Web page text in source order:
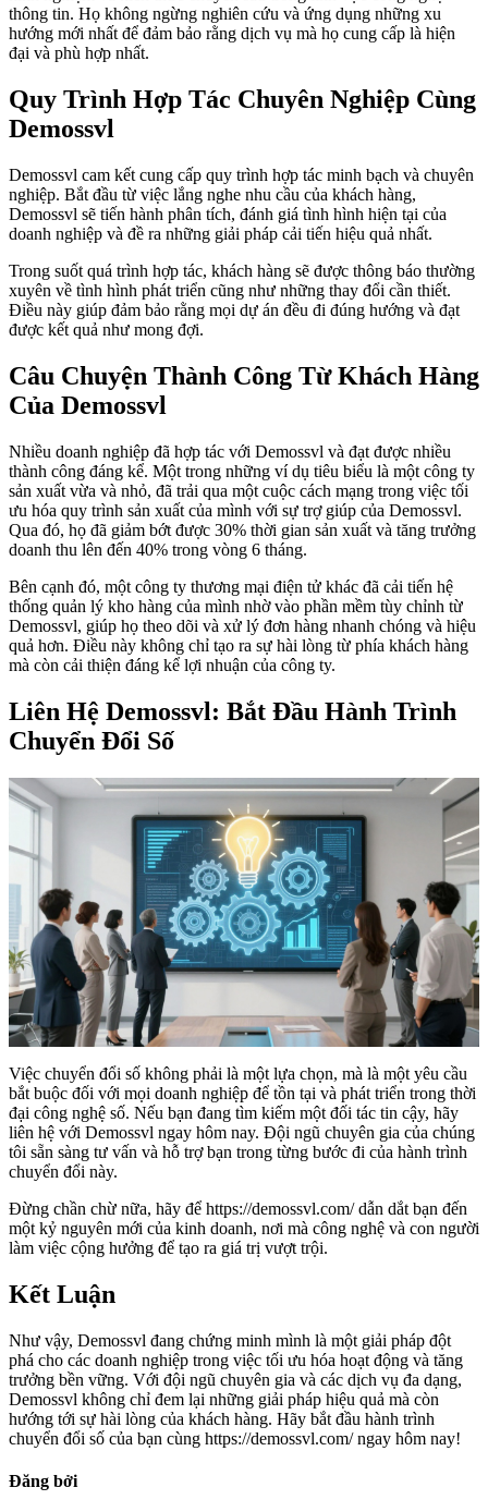
thông tin. Họ không ngừng nghiên cứu và ứng dụng những xu
hướng mới nhất để đảm bảo rằng dịch vụ mà họ cung cấp là hiện
đại và phù hợp nhất.
Quy Trình Hợp Tác Chuyên Nghiệp Cùng
Demossvl
Demossvl cam kết cung cấp quy trình hợp tác minh bạch và chuyên
nghiệp. Bắt đầu từ việc lắng nghe nhu cầu của khách hàng,
Demossvl sẽ tiến hành phân tích, đánh giá tình hình hiện tại của
doanh nghiệp và đề ra những giải pháp cải tiến hiệu quả nhất.
Trong suốt quá trình hợp tác, khách hàng sẽ được thông báo thường
xuyên về tình hình phát triển cũng như những thay đổi cần thiết.
Điều này giúp đảm bảo rằng mọi dự án đều đi đúng hướng và đạt
được kết quả như mong đợi.
Câu Chuyện Thành Công Từ Khách Hàng
Của Demossvl
Nhiều doanh nghiệp đã hợp tác với Demossvl và đạt được nhiều
thành công đáng kể. Một trong những ví dụ tiêu biểu là một công ty
sản xuất vừa và nhỏ, đã trải qua một cuộc cách mạng trong việc tối
ưu hóa quy trình sản xuất của mình với sự trợ giúp của Demossvl.
Qua đó, họ đã giảm bớt được 30% thời gian sản xuất và tăng trưởng
doanh thu lên đến 40% trong vòng 6 tháng.
Bên cạnh đó, một công ty thương mại điện tử khác đã cải tiến hệ
thống quản lý kho hàng của mình nhờ vào phần mềm tùy chỉnh từ
Demossvl, giúp họ theo dõi và xử lý đơn hàng nhanh chóng và hiệu
quả hơn. Điều này không chỉ tạo ra sự hài lòng từ phía khách hàng
mà còn cải thiện đáng kể lợi nhuận của công ty.
Liên Hệ Demossvl: Bắt Đầu Hành Trình
Chuyển Đổi Số
Việc chuyển đổi số không phải là một lựa chọn, mà là một yêu cầu
bắt buộc đối với mọi doanh nghiệp để tồn tại và phát triển trong thời
đại công nghệ số. Nếu bạn đang tìm kiếm một đối tác tin cậy, hãy
liên hệ với Demossvl ngay hôm nay. Đội ngũ chuyên gia của chúng
tôi sẵn sàng tư vấn và hỗ trợ bạn trong từng bước đi của hành trình
chuyển đổi này.
Đừng chần chừ nữa, hãy để https://demossvl.com/ dẫn dắt bạn đến
một kỷ nguyên mới của kinh doanh, nơi mà công nghệ và con người
làm việc cộng hưởng để tạo ra giá trị vượt trội.
Kết Luận
Như vậy, Demossvl đang chứng minh mình là một giải pháp đột
phá cho các doanh nghiệp trong việc tối ưu hóa hoạt động và tăng
trưởng bền vững. Với đội ngũ chuyên gia và các dịch vụ đa dạng,
Demossvl không chỉ đem lại những giải pháp hiệu quả mà còn
hướng tới sự hài lòng của khách hàng. Hãy bắt đầu hành trình
chuyển đổi số của bạn cùng https://demossvl.com/ ngay hôm nay!
Đăng bởi